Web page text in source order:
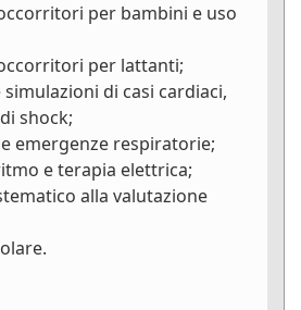
per bambini e uso
per lattanti;
simulazioni di casi cardiaci,
shock;
emergenze respiratorie;
e terapia elettrica;
alla valutazione